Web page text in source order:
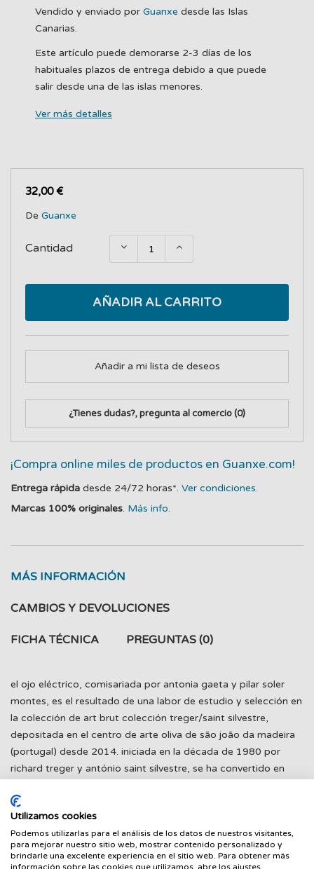
Vendido y enviado por Guanxe desde las Islas
Canarias.
Este artículo puede demorarse 2-3 días de los
habituales plazos de entrega debido a que puede
salir desde una de las islas menores.
Ver más detalles
32,00 €
De Guanxe
Cantidad
AÑADIR AL CARRITO
Añadir a mi lista de deseos
¿Tienes dudas?, pregunta al comercio(0)
¡Compra online miles de productos en Guanxe.com!
Entrega rápida desde 24/72 horas*. Ver condiciones.
Marcas 100% originales. Más info.
MÁS INFORMACIÓN
CAMBIOS Y DEVOLUCIONES
FICHA TÉCNICA PREGUNTAS (0)
el ojo eléctrico, comisariada por antonia gaeta y pilar soler
montes, es el resultado de una labor de estudio y selección en
la colección de art brut colección treger/saint silvestre,
depositada en el centro de arte oliva de são joão da madeira
(portugal) desde 2014. iniciada en la década de 1980 por
richard treger y antónio saint silvestre, se ha convertido en
presenta la obra de 41 artistas con cronologías desde
principios del siglo xx hasta la actualidad y con una gran
representatividad geográfica.
Utilizamos cookies
Podemos utilizarlas para el análisis de los datos de nuestros visitantes,
para mejorar nuestro sitio web, mostrar contenido personalizado y
brindarle una excelente experiencia en el sitio web. Para obtener más
información sobre las cookies que utilizamos, abre los ajustes.